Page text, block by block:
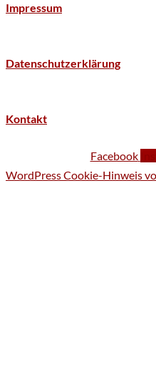
Impressum
Datenschutzerklärung
Kontakt
Facebook
WordPress Cookie-Hinweis